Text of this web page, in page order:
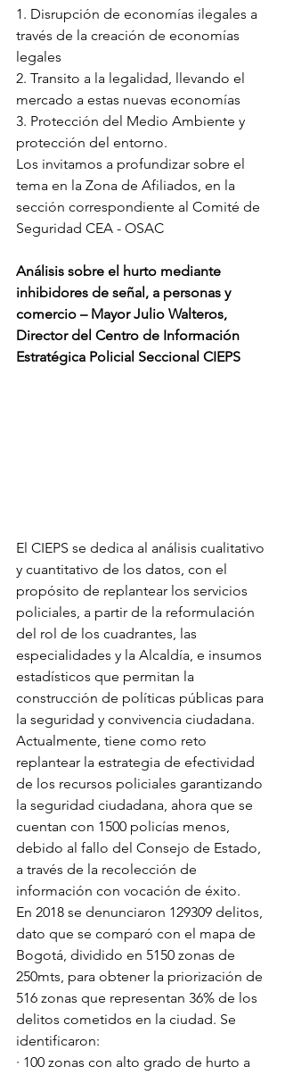
1. Disrupción de economías ilegales a
través de la creación de economías
legales
2. Transito a la legalidad, llevando el
mercado a estas nuevas economías
3. Protección del Medio Ambiente y
protección del entorno.
Los invitamos a profundizar sobre el
tema en la Zona de Afiliados, en la
sección correspondiente al Comité de
Seguridad CEA - OSAC
Análisis sobre el hurto mediante
inhibidores de señal, a personas y
comercio – Mayor Julio Walteros,
Director del Centro de Información
Estratégica Policial Seccional CIEPS
El CIEPS se dedica al análisis cualitativo
y cuantitativo de los datos, con el
propósito de replantear los servicios
policiales, a partir de la reformulación
del rol de los cuadrantes, las
especialidades y la Alcaldía, e insumos
estadísticos que permitan la
construcción de políticas públicas para
la seguridad y convivencia ciudadana.
Actualmente, tiene como reto
replantear la estrategia de efectividad
de los recursos policiales garantizando
la seguridad ciudadana, ahora que se
cuentan con 1500 policías menos,
debido al fallo del Consejo de Estado,
a través de la recolección de
información con vocación de éxito.
En 2018 se denunciaron 129309 delitos,
dato que se comparó con el mapa de
Bogotá, dividido en 5150 zonas de
250mts, para obtener la priorización de
516 zonas que representan 36% de los
delitos cometidos en la ciudad. Se
identificaron:
· 100 zonas con alto grado de hurto a